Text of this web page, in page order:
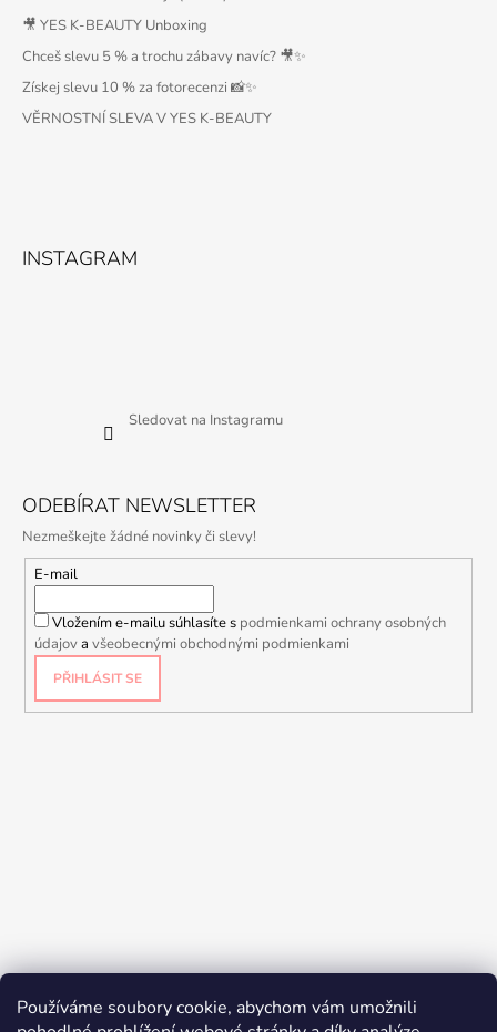
Používáme soubory cookie, abychom vám umožnili
🎥 YES K-BEAUTY Unboxing
Chceš slevu 5 % a trochu zábavy navíc? 🎥✨
Získej slevu 10 % za fotorecenzi 📸✨
VĚRNOSTNÍ SLEVA V YES K-BEAUTY
INSTAGRAM
Sledovat na Instagramu
ODEBÍRAT NEWSLETTER
Nezmeškejte žádné novinky či slevy!
E-mail
Vložením e-mailu súhlasíte s podmienkami ochrany osobných
údajovavšeobecnými obchodnými podmienkami
PŘIHLÁSIT SE